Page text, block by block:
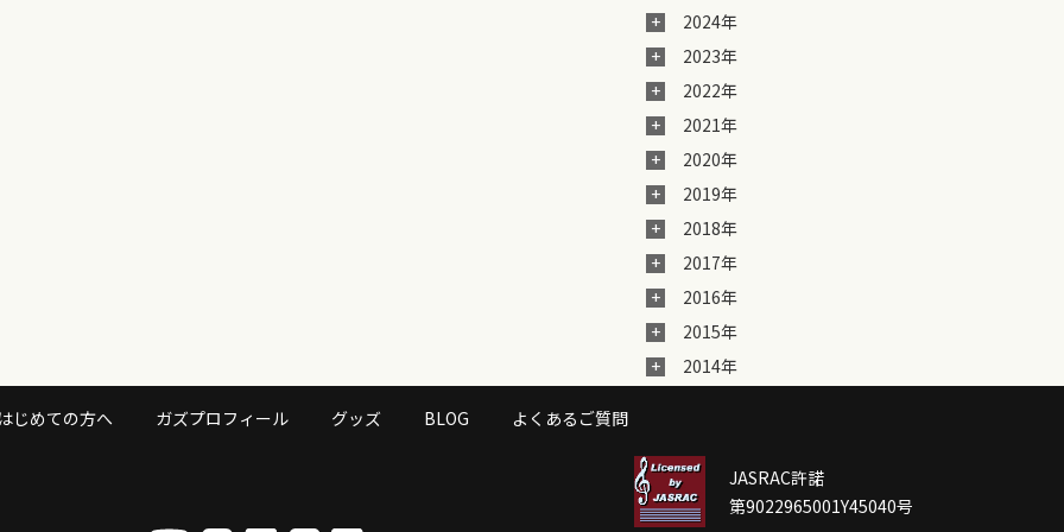
2024年
2023年
2022年
2021年
2020年
2019年
2018年
2017年
2016年
2015年
2014年
じめての方へ ガズプロフィール グッズ BLOG よくあるご質問
JASRAC許諾
第9022965001Y45040号